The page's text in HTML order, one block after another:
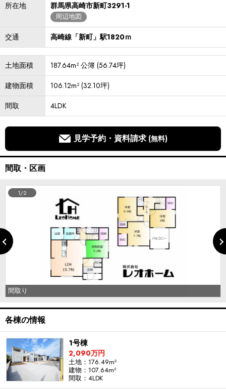
所在地 群馬県高崎市新町3291-1
周辺地図
交通 高崎線「新町」駅1820ｍ
土地面積
187.64m² 公簿 (56.74坪)
建物面積
106.12m² (32.10坪)
間取
4LDK
見学予約・資料請求 (無料)
間取・区画
間取り
1/2
各棟の情報
1号棟
2,090万円
土地：176.49m²
建物：107.64m²
間取：4LDK